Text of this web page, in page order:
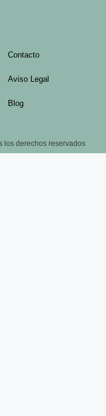
Contacto
Aviso Legal
Blog
los derechos reservados